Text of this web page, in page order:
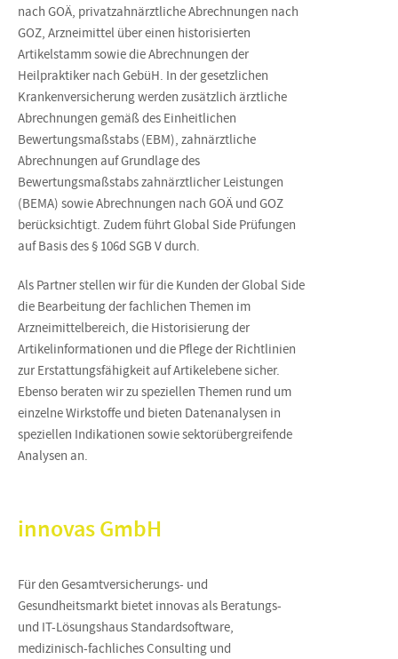
nach GOÄ, privatzahnärztliche Abrechnungen nach
GOZ, Arzneimittel über einen historisierten
Artikelstamm sowie die Abrechnungen der
Heilpraktiker nach GebüH. In der gesetzlichen
Krankenversicherung werden zusätzlich ärztliche
Abrechnungen gemäß des Einheitlichen
Bewertungsmaßstabs (EBM), zahnärztliche
Abrechnungen auf Grundlage des
Bewertungsmaßstabs zahnärztlicher Leistungen
(BEMA) sowie Abrechnungen nach GOÄ und GOZ
berücksichtigt. Zudem führt Global Side Prüfungen
auf Basis des § 106d SGB V durch.
Als Partner stellen wir für die Kunden der Global Side
die Bearbeitung der fachlichen Themen im
Arzneimittelbereich, die Historisierung der
Artikelinformationen und die Pflege der Richtlinien
zur Erstattungsfähigkeit auf Artikelebene sicher.
Ebenso beraten wir zu speziellen Themen rund um
einzelne Wirkstoffe und bieten Datenanalysen in
speziellen Indikationen sowie sektorübergreifende
Analysen an.
innovas GmbH
Für den Gesamtversicherungs- und
Gesundheitsmarkt bietet innovas als Beratungs-
und IT-Lösungshaus Standardsoftware,
medizinisch-fachliches Consulting und